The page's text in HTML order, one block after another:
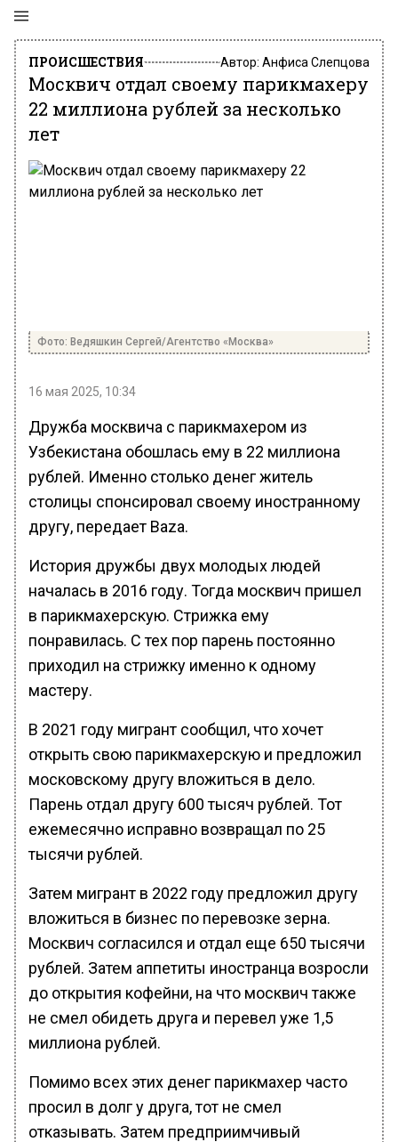
ПРОИСШЕСТВИЯ Автор: Анфиса Слепцова
Москвич отдал своему парикмахеру
22 миллиона рублей за несколько
лет
Фото: Ведяшкин Сергей/Агентство «Москва»
16 мая 2025, 10:34
Дружба москвича с парикмахером из
Узбекистана обошлась ему в 22 миллиона
рублей. Именно столько денег житель
столицы спонсировал своему иностранному
другу, передает Baza.
История дружбы двух молодых людей
началась в 2016 году. Тогда москвич пришел
в парикмахерскую. Стрижка ему
понравилась. С тех пор парень постоянно
приходил на стрижку именно к одному
мастеру.
В 2021 году мигрант сообщил, что хочет
открыть свою парикмахерскую и предложил
московскому другу вложиться в дело.
Парень отдал другу 600 тысяч рублей. Тот
ежемесячно исправно возвращал по 25
тысячи рублей.
Затем мигрант в 2022 году предложил другу
вложиться в бизнес по перевозке зерна.
Москвич согласился и отдал еще 650 тысячи
рублей. Затем аппетиты иностранца возросли
до открытия кофейни, на что москвич также
не смел обидеть друга и перевел уже 1,5
миллиона рублей.
Помимо всех этих денег парикмахер часто
просил в долг у друга, тот не смел
отказывать. Затем предприимчивый